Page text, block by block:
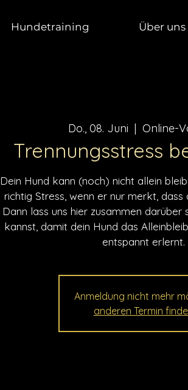
Hundetraining Über uns
Do., 08. Juni
  |
Online-
Trennungsstress
Dein Hund kann (noch) nicht allein
richtig Stress, wenn er nur merkt,
Dann lass uns hier zusammen darüber
kannst, damit dein Hund das
entspannt erlernt.
Anmeldung nicht mehr
anderen Termin